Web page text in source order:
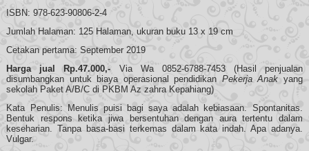
ISBN: 978-623-90806-2-4
Jumlah Halaman: 125 Halaman, ukuran buku 13 x 19 cm
Cetakan pertama: September 2019
Harga jual Rp.47.000,- Via Wa 0852-6788-7453 (Hasil penjualan
disumbangkan untuk biaya operasional pendidikan Pekerja Anak yang
sekolah Paket A/B/C di PKBM Az zahra Kepahiang)
Kata Penulis: Menulis puisi bagi saya adalah kebiasaan. Spontanitas.
Bentuk respons ketika jiwa bersentuhan dengan aura tertentu dalam
keseharian. Tanpa basa-basi terkemas dalam kata indah. Apa adanya.
Vulgar.